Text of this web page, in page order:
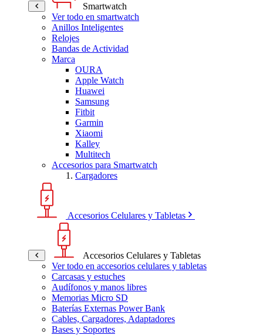
Smartwatch
Ver todo en smartwatch
Anillos Inteligentes
Relojes
Bandas de Actividad
Marca
OURA
Apple Watch
Huawei
Samsung
Fitbit
Garmin
Xiaomi
Kalley
Multitech
Accesorios para Smartwatch
Cargadores
Accesorios Celulares y Tabletas
Accesorios Celulares y Tabletas
Ver todo en accesorios celulares y tabletas
Carcasas y estuches
Audífonos y manos libres
Memorias Micro SD
Baterías Externas Power Bank
Cables, Cargadores, Adaptadores
Bases y Soportes